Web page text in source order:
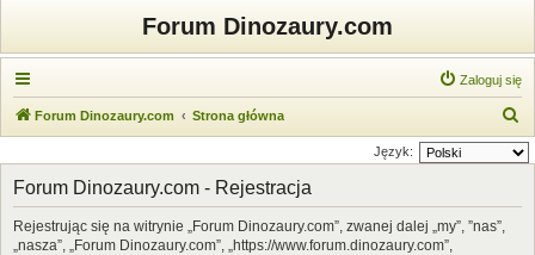
Forum Dinozaury.com
Zaloguj się
Forum Dinozaury.com Strona główna
z
Język:
Forum Dinozaury.com - Rejestracja
Rejestrując się na witrynie „Forum Dinozaury.com”, zwanej dalej „my”, ”nas”,
„nasza”, „Forum Dinozaury.com”, „https://www.forum.dinozaury.com”,